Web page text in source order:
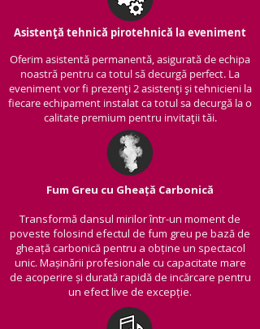
Asistență tehnică pirotehnică la eveniment
Oferim asistentă permanentă, asigurată de echipa
noastră pentru ca totul să decurgă perfect. La
eveniment vor fi prezenți 2 asistenți și tehnicieni la
fiecare echipament instalat ca totul sa decurgă la o
calitate premium pentru invitații tăi.
Fum Greu cu Gheață Carbonică
Transformă dansul mirilor într-un moment de
poveste folosind efectul de fum greu pe bază de
gheață carbonică pentru a obține un spectacol
unic. Mașinării profesionale cu capacitate mare
de acoperire și durată rapidă de incărcare pentru
un efect live de excepție.